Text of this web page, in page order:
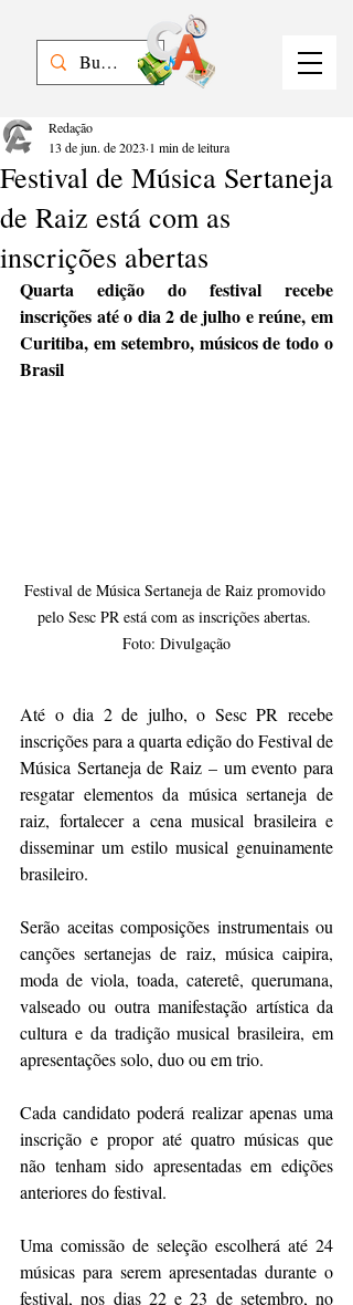
Festival de Música Sertaneja
de Raiz está com as
inscrições abertas
Redação
13 de jun. de 2023 1 min de leitura
Quarta edição do festival recebe
inscrições até o dia 2 de julho e reúne, em
Curitiba, em setembro, músicos de todo o
Brasil
Festival de Música Sertaneja de Raiz promovido
pelo Sesc PR está com as inscrições abertas.
Foto: Divulgação
Até o dia 2 de julho, o Sesc PR recebe
inscrições para a quarta edição do Festival de
Música Sertaneja de Raiz – um evento para
resgatar elementos da música sertaneja de
raiz, fortalecer a cena musical brasileira e
disseminar um estilo musical genuinamente
brasileiro.
Serão aceitas composições instrumentais ou
canções sertanejas de raiz, música caipira,
moda de viola, toada, cateretê, querumana,
valseado ou outra manifestação artística da
cultura e da tradição musical brasileira, em
apresentações solo, duo ou em trio.
Cada candidato poderá realizar apenas uma
inscrição e propor até quatro músicas que
não tenham sido apresentadas em edições
anteriores do festival.
Uma comissão de seleção escolherá até 24
músicas para serem apresentadas durante o
festival, nos dias 22 e 23 de setembro, no